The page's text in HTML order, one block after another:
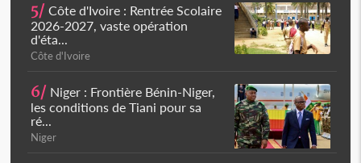
5/ Côte d'Ivoire : Rentrée Scolaire
2026-2027, vaste opération
d'éta...
Côte d'Ivoire
6/ Niger : Frontière Bénin-Niger,
les conditions de Tiani pour sa
ré...
Niger